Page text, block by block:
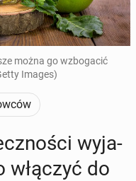
można go wzbogacić
Images)
wy­ja­
włączyć do